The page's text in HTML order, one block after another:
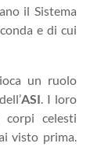
il Sistema
e di cui
un ruolo
ASI. I loro
celesti
visto prima.